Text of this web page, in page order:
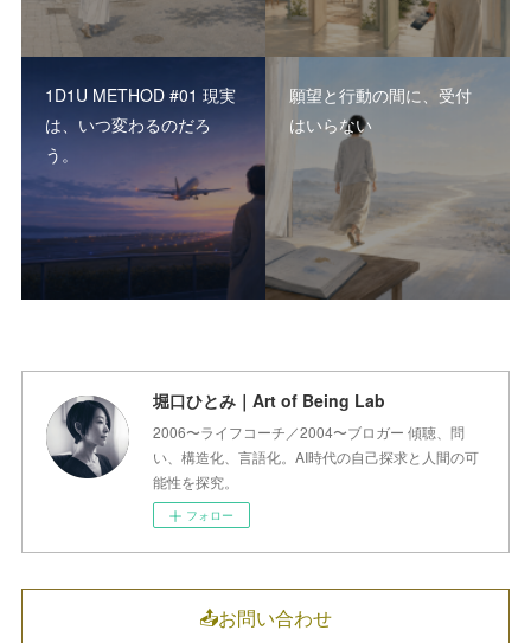
1D1U METHOD #01 現実
は、いつ変わるのだろ
う。
願望と行動の間に、受付
はいらない
堀口ひとみ｜Art of Being Lab
2006〜ライフコーチ／2004〜ブロガー 傾聴、問
い、構造化、言語化。AI時代の自己探求と人間の可
能性を探究。
フォロー
📤お問い合わせ